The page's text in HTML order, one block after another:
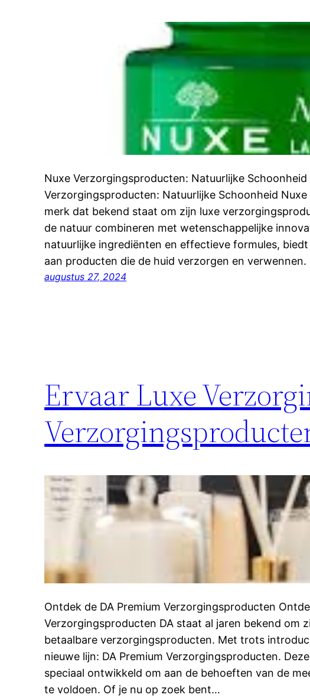
Nuxe Verzorgingsproducten: Natuurlijke Schoonheid
Verzorgingsproducten: Natuurlijke Schoonheid
merk dat bekend staat om zijn luxe
de natuur combineren met wetenschappelijke
natuurlijke ingrediënten en effectieve formules,
aan producten die de huid verzorgen en
augustus 27, 2024
Ervaar Luxe
Ontdek de DA Premium Verzorgingsproducten
Verzorgingsproducten DA staat al jaren bekend om
betaalbare verzorgingsproducten. Met trots
nieuwe lijn: DA Premium Verzorgingsproducten.
speciaal ontwikkeld om aan de behoeften van de
te voldoen. Of je nu op zoek bent…